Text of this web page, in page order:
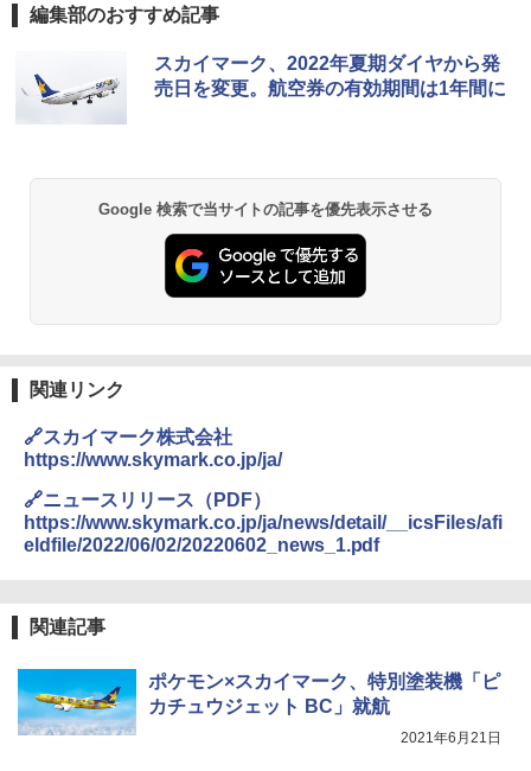
[キャンパーズコレクション 山善] ポップアッ
プテント 傘みたいに広げて畳める パッとサ
ッとサンシェード キューブ フルクローズ メ
￥6,829
PYKES PEAK (パイクスピーク) 着替えテン
ト プライバシー テント 【中が透けない】 1
人用 折りたたみ 防災グッズ 災害用トイレ ビ
易 トイレテント (オリーブ)
ENDLESS BASE 《めざましテレビで紹介》
テント ワンタッチ RENEW 幅200 2-3人用 43
￥5,999
ュ(BC仕様) PATC-150B(EB)
￥9,990
DEWEL パラソル 大型 ビーチ アウトドアパ
ラソル ガーデン サイトシート付 折りたたみ
防水 UVカット 4段階高さ調整 軽量 収納袋付
026リニューアル 急速冷凍 空間倍増 衛生的
コンパクト 保冷力長持ち
秒）射程5～10m 安全ロック搭載 携帯収納袋
付き ヒグマ・イノシシ対策 自治体・教育機
防災用品 長期保存可能 緊急時用 日本国内発
送
￥680
編集部のおすすめ記事
スカイマーク、2022年夏期ダイヤから発
売日を変更。航空券の有効期間は1年間に
Google 検索で当サイトの記事を優先表示させる
関連リンク
🔗スカイマーク株式会社
https://www.skymark.co.jp/ja/
🔗ニュースリリース（PDF）
https://www.skymark.co.jp/ja/news/detail/__icsFiles/afi
eldfile/2022/06/02/20220602_news_1.pdf
関連記事
ポケモン×スカイマーク、特別塗装機「ピ
カチュウジェット BC」就航
2021年6月21日